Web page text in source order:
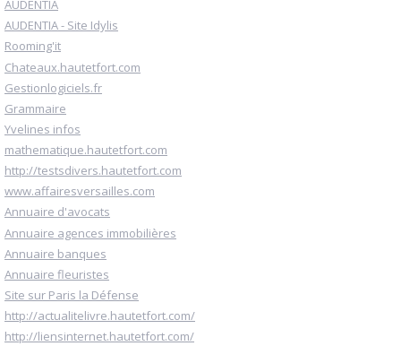
AUDENTIA
AUDENTIA - Site Idylis
Rooming'it
Chateaux.hautetfort.com
Gestionlogiciels.fr
Grammaire
Yvelines infos
mathematique.hautetfort.com
http://testsdivers.hautetfort.com
www.affairesversailles.com
Annuaire d'avocats
Annuaire agences immobilières
Annuaire banques
Annuaire fleuristes
Site sur Paris la Défense
http://actualitelivre.hautetfort.com/
http://liensinternet.hautetfort.com/